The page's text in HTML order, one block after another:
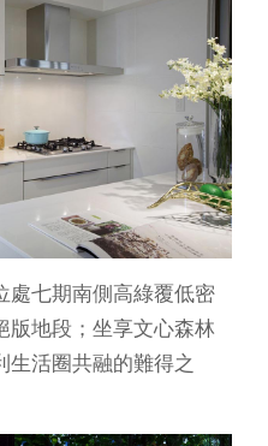
處七期南側高綠覆低密
版地段；坐享文心森林
生活圈共融的難得之